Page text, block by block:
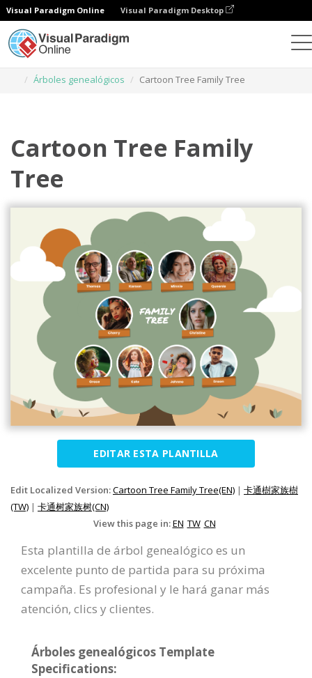
Visual Paradigm Online Visual Paradigm Desktop
Árboles genealógicos
Cartoon Tree Family Tree
Cartoon Tree Family
Tree
EDITAR ESTA PLANTILLA
Edit Localized Version:Cartoon Tree Family Tree(EN) | 卡通樹家族樹
(TW) | 卡通树家族树(CN)
View this page in:EN TW CN
Esta plantilla de árbol genealógico es un
excelente punto de partida para su próxima
campaña. Es profesional y le hará ganar más
atención, clics y clientes.
Árboles genealógicos Template
Specifications: